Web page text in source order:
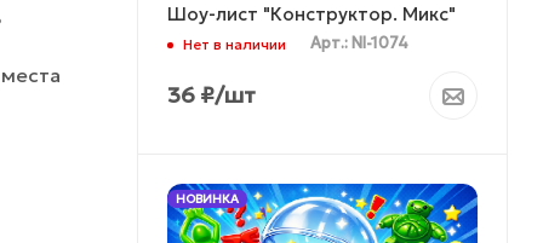
Шоу-лист "Конструктор. Микс"
Нет в наличии Арт.: NI-1074
36 ₽/шт
НОВИНКА